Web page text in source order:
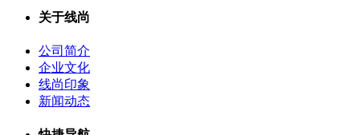
关于线尚
公司简介
企业文化
线尚印象
新闻动态